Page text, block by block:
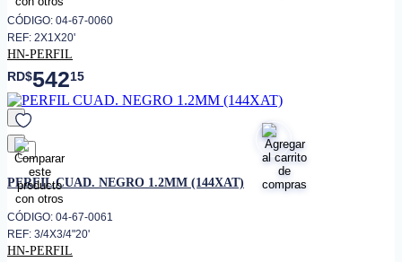
CÓDIGO: 04-67-0060
REF: 2X1X20'
HN-PERFIL
RD$54215
favorito
PERFIL CUAD. NEGRO 1.2MM (144XAT)
CÓDIGO: 04-67-0061
REF: 3/4X3/4"20'
HN-PERFIL